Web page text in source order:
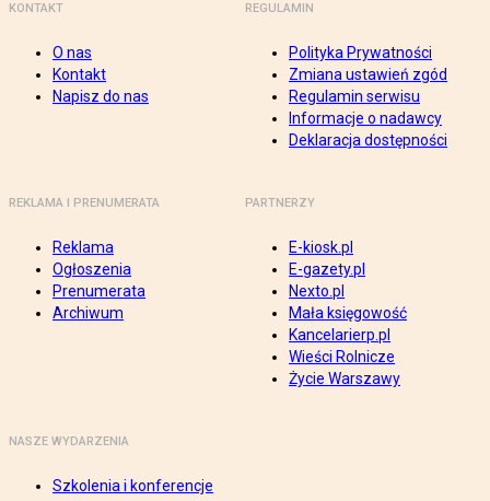
KONTAKT
O nas
Kontakt
Napisz do nas
REGULAMIN
Polityka Prywatności
Zmiana ustawień zgód
Regulamin serwisu
Informacje o nadawcy
Deklaracja dostępności
REKLAMA I PRENUMERATA
Reklama
Ogłoszenia
Prenumerata
Archiwum
PARTNERZY
E-kiosk.pl
E-gazety.pl
Nexto.pl
Mała księgowość
Kancelarierp.pl
Wieści Rolnicze
Życie Warszawy
NASZE WYDARZENIA
Szkolenia i konferencje